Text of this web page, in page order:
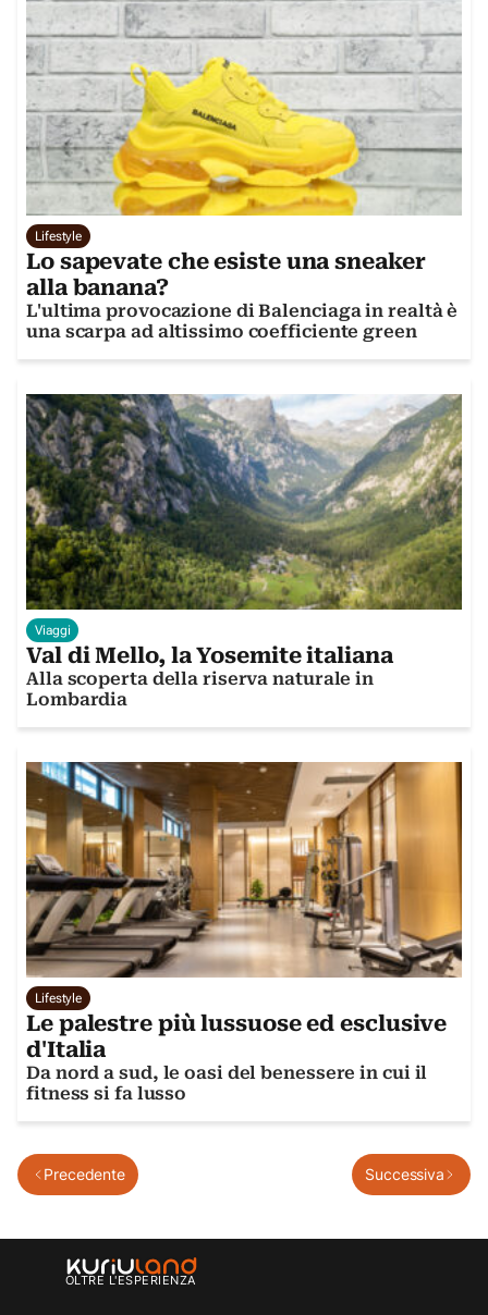
Lifestyle
Lo sapevate che esiste una sneaker
alla banana?
L'ultima provocazione di Balenciaga in realtà è
una scarpa ad altissimo coefficiente green
Viaggi
Val di Mello, la Yosemite italiana
Alla scoperta della riserva naturale in
Lombardia
Lifestyle
Le palestre più lussuose ed esclusive
d'Italia
Da nord a sud, le oasi del benessere in cui il
fitness si fa lusso
Precedente Successiva
OLTRE L'ESPERIENZA